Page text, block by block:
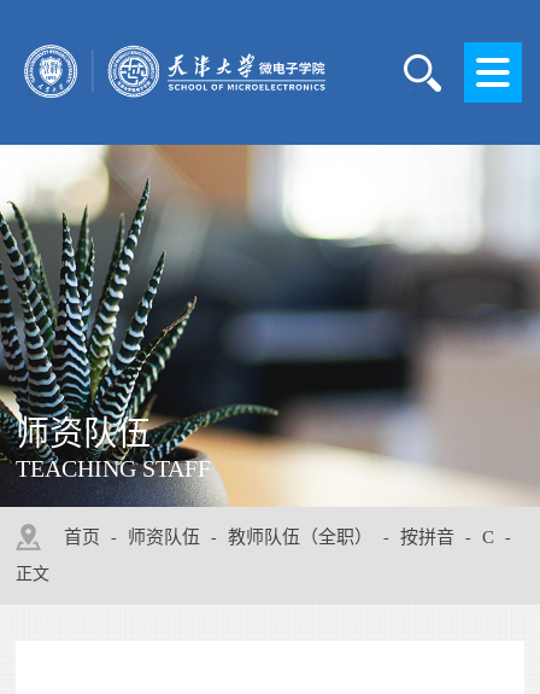
师资队伍
TEACHING STAFF
首页 - 师资队伍 - 教师队伍（全职） - 按拼音 - C -
正文